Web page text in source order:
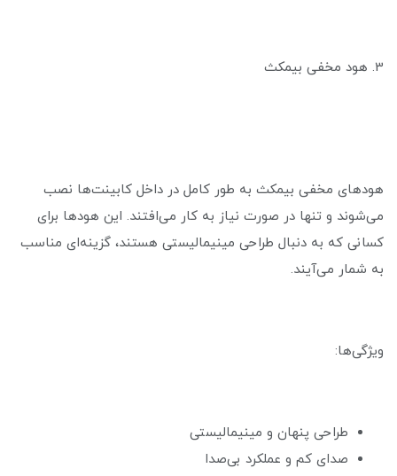
3. هود مخفی بیمکث
هودهای مخفی بیمکث به طور کامل در داخل کابینت‌ها نصب
می‌شوند و تنها در صورت نیاز به کار می‌افتند. این هودها برای
کسانی که به دنبال طراحی مینیمالیستی هستند، گزینه‌ای مناسب
به شمار می‌آیند.
ویژگی‌ها:
طراحی پنهان و مینیمالیستی
صدای کم و عملکرد بی‌صدا